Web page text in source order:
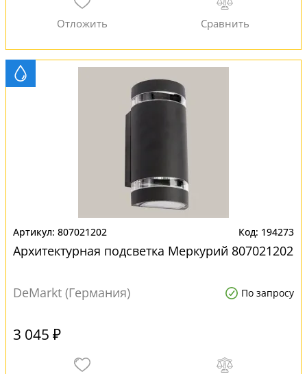
807021202 194273
Архитектурная подсветка Меркурий 807021202
DeMarkt (Германия) По запросу
3 045 ₽